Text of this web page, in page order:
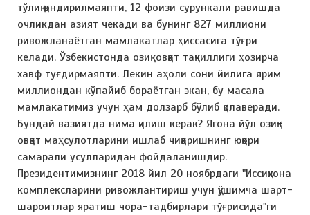
тўлиқ қондирилмаяпти, 12 фоизи сурункали равишда
очликдан азият чекади ва бунинг 827 миллиони
ривожланаётган мамлакатлар ҳиссасига тўғри
келади. Ўзбекистонда озиқ-овқат тақчиллиги ҳозирча
хавф туғдирмаяпти. Лекин аҳоли сони йилига ярим
миллиондан кўпайиб бораётган экан, бу масала
мамлакатимиз учун ҳам долзарб бўлиб қолаверади.
Бундай вазиятда нима қилиш керак? Ягона йўл озиқ-
овқат маҳсулотларини ишлаб чиқаришнинг юқори
самарали усулларидан фойдаланишдир.
Президентимизнинг 2018 йил 20 ноябрдаги "Иссиқхона
комплексларини ривожлантириш учун қўшимча шарт-
шароитлар яратиш чора-тадбирлари тўғрисида"ги